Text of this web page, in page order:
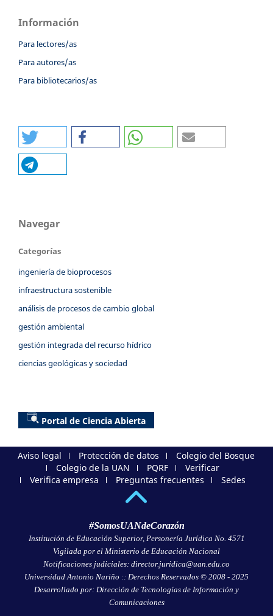
Información
Para lectores/as
Para autores/as
Para bibliotecarios/as
Navegar
Categorías
ingeniería de bioprocesos
infraestructura sostenible
análisis de procesos de cambio global
gestión ambiental
gestión integrada del recurso hídrico
ciencias geológicas y sociedad
Portal de Ciencia Abierta
Aviso legal Protección de datos
Colegio del Bosque
Colegio de la UAN
PQRF
Verificar
Verifica empresa
Preguntas frecuentes Sedes
#SomosUANdeCorazón
Institución de Educación Superior, Personería Jurídica No. 4571
Vigilada por el Ministerio de Educación Nacional
Notificaciones judiciales: director.juridica@uan.edu.co
Universidad Antonio Nariño :: Derechos Reservados © 2008 - 2025
Desarrollado por: Dirección de Tecnologías de Información y
Comunicaciones